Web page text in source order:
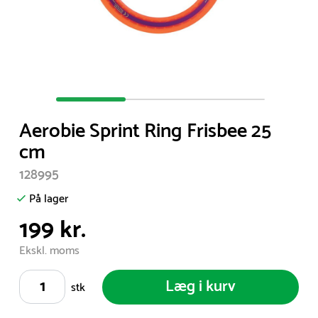
of
3
Aerobie Sprint Ring Frisbee 25
cm
128995
På lager
199 kr.
Ekskl. moms
stk
Læg i kurv